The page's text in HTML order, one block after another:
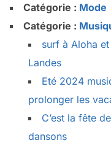
Catégorie : Mode
Catégorie :
surf à Aloha
Landes
Eté 2024
prolonger les
C’est la fête
dansons